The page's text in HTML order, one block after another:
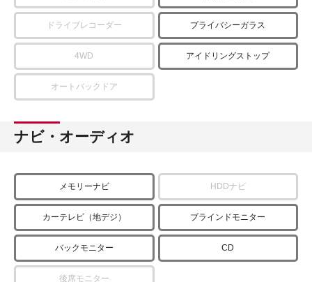
ドライブレコーダー プライバシーガラス
4WD アイドリングストップ
オートバックドア
ナビ・オーディオ
メモリーナビ HDDナビ
カーテレビ（地デジ） ブラインドモニター
バックモニター CD
後席モニター